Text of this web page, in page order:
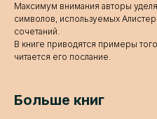
Максимум внимания авторы
символов, используемых
сочетаний.
В книге приводятся примеры
читается его послание.
Больше книг